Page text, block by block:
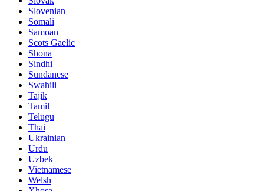
Slovenian
Somali
Samoan
Scots Gaelic
Shona
Sindhi
Sundanese
Swahili
Tajik
Tamil
Telugu
Thai
Ukrainian
Urdu
Uzbek
Vietnamese
Welsh